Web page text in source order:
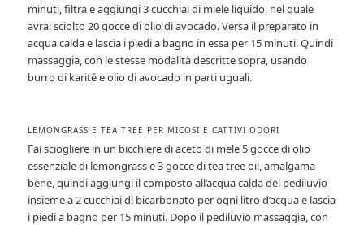
minuti, filtra e aggiungi 3 cucchiai di miele liquido, nel quale
avrai sciolto 20 gocce di olio di avocado. Versa il preparato in
acqua calda e lascia i piedi a bagno in essa per 15 minuti. Quindi
massaggia, con le stesse modalità descritte sopra, usando
burro di karité e olio di avocado in parti uguali.
LEMONGRASS E TEA TREE PER MICOSI E CATTIVI ODORI
Fai sciogliere in un bicchiere di aceto di mele 5 gocce di olio
essenziale di lemongrass e 3 gocce di tea tree oil, amalgama
bene, quindi aggiungi il composto all’acqua calda del pediluvio
insieme a 2 cucchiai di bicarbonato per ogni litro d’acqua e lascia
i piedi a bagno per 15 minuti. Dopo il pediluvio massaggia, con